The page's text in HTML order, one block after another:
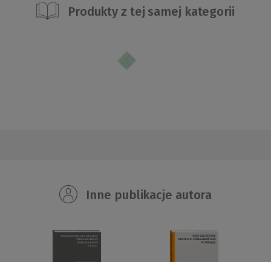
Produkty z tej samej kategorii
Inne publikacje autora